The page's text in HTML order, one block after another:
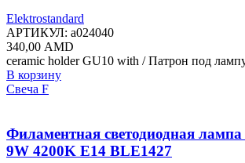
Elektrostandard
АРТИКУЛ: a024040
340,00 AMD
ceramic holder GU10 with / Патрон под
В корзину
Свеча F
Филаментная светодиодная
9W 4200K E14 BLE1427